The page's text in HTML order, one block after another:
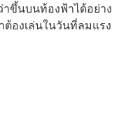
ขึ้นบนท้องฟ้าได้อย่าง
องเล่นในวันที่ลมแรง